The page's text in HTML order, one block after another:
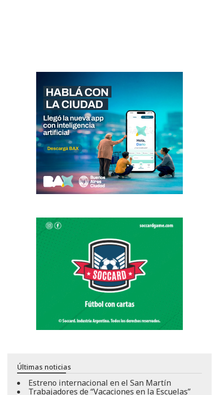
Últimas noticias
Estreno internacional en el San Martín
Trabajadores de “Vacaciones en la Escuelas”